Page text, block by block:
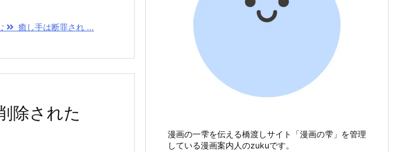
癒し手は断罪され ...
除された
漫画の一雫を伝える橋渡しサイト「漫画の雫」を管理
している漫画案内人のzukuです。